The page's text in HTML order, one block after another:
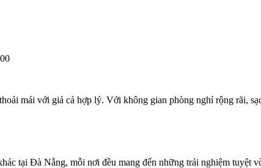
mái với giá cả hợp lý. Với không gian phòng nghỉ rộng rãi,
tại Đà Nẵng, mỗi nơi đều mang đến những trải nghiệm tuyệt